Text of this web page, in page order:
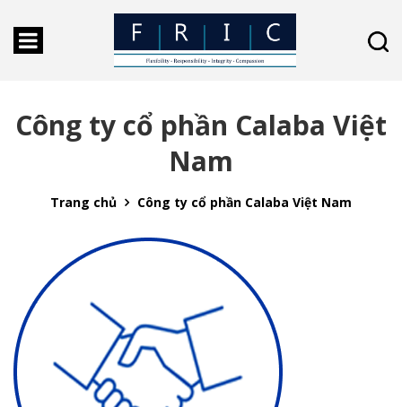
Công ty cổ phần Calaba Việt
Nam
Trang chủ Công ty cổ phần Calaba Việt Nam